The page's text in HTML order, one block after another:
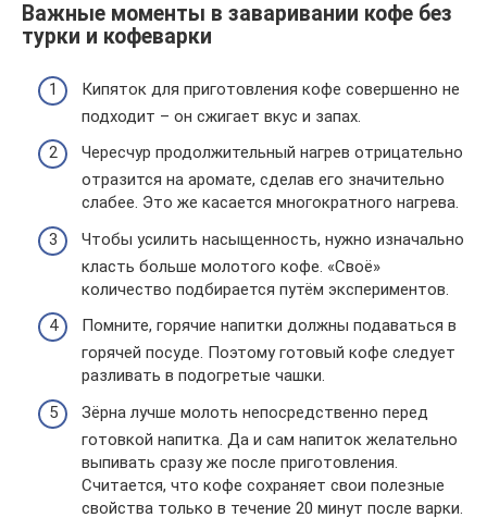
Важные моменты в заваривании кофе без
турки и кофеварки
Кипяток для приготовления кофе совершенно не
подходит – он сжигает вкус и запах.
Чересчур продолжительный нагрев отрицательно
отразится на аромате, сделав его значительно
слабее. Это же касается многократного нагрева.
Чтобы усилить насыщенность, нужно изначально
класть больше молотого кофе. «Своё»
количество подбирается путём экспериментов.
Помните, горячие напитки должны подаваться в
горячей посуде. Поэтому готовый кофе следует
разливать в подогретые чашки.
Зёрна лучше молоть непосредственно перед
готовкой напитка. Да и сам напиток желательно
выпивать сразу же после приготовления.
Считается, что кофе сохраняет свои полезные
свойства только в течение 20 минут после варки.